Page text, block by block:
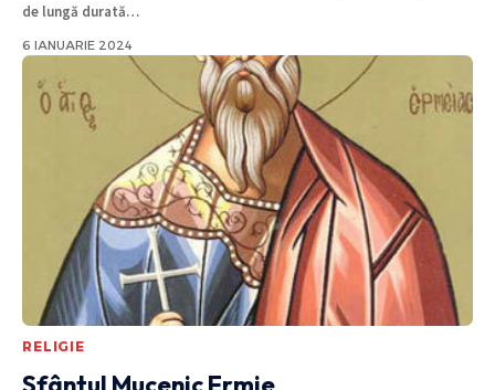
de lungă durată…
6 IANUARIE 2024
RELIGIE